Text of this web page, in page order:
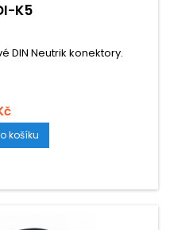
K5
DIN Neutrik konektory.
košíku